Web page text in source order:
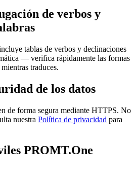
de verbos y
tablas de verbos y declinaciones
— verifica rápidamente las formas
traduces.
de los datos
de forma segura mediante HTTPS. No
nuestra Política de privacidad para
PROMT.One